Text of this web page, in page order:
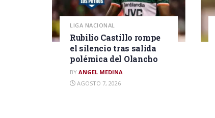
LIGA NACIONAL
Rubilio Castillo rompe
el silencio tras salida
polémica del Olancho
BY ANGEL MEDINA
AGOSTO 7, 2026